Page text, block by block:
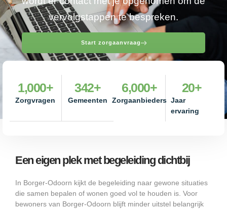
vervolgstappen te bespreken.
Start zorgaanvraag
Zorgvragen
1,000+
Gemeenten
342+
Zorgaanbieders
6,000+
Jaar
ervaring
20+
Een eigen plek met begeleiding dichtbij
In Borger-Odoorn kijkt de begeleiding naar gewone situaties
die samen bepalen of wonen goed vol te houden is. Voor
bewoners van Borger-Odoorn blijft minder uitstel belangrijk